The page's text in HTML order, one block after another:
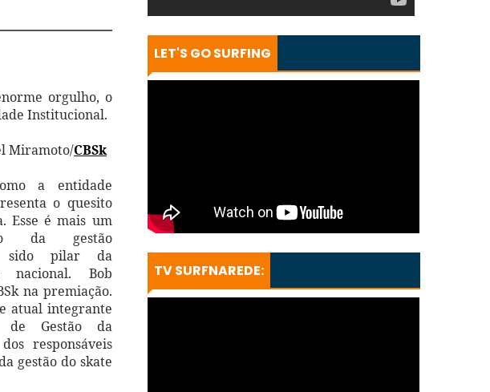
orgulho, o
Institucional.
Miramoto/CBSk
a entidade
o quesito
Esse é mais um
da gestão
sido pilar da
nacional. Bob
na premiação.
atual integrante
de Gestão da
responsáveis
gestão do skate
LET'S GO SURFING
TV SURFNAREDE: